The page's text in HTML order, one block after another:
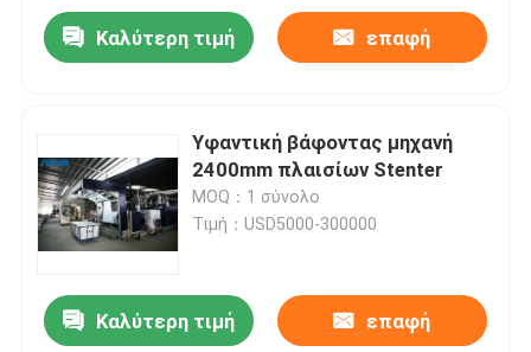
Καλύτερη τιμή επαφή
Υφαντική βάφοντας μηχανή
2400mm πλαισίων Stenter
MOQ：1 σύνολο
Τιμή：USD5000-300000
Καλύτερη τιμή επαφή